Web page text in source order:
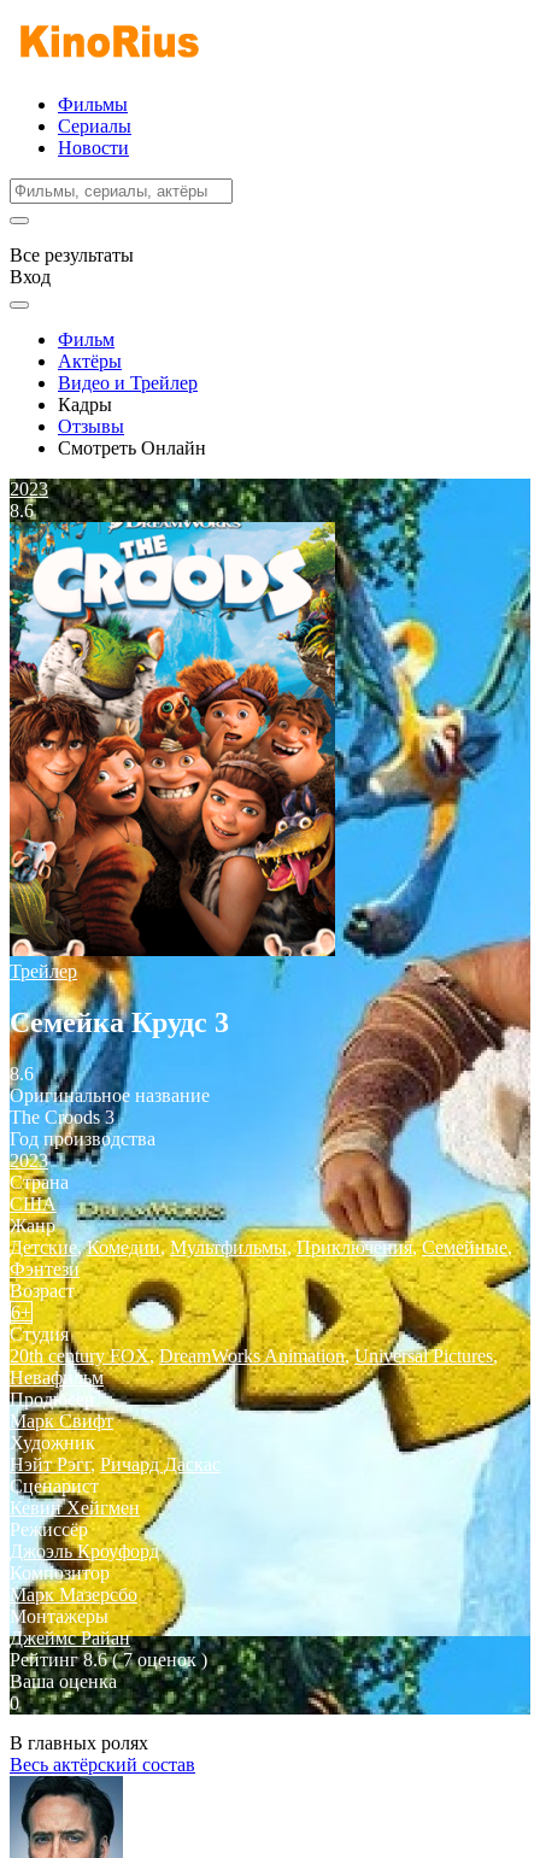
Фильмы
Сериалы
Новости
Все результаты
Вход
Фильм
Актёры
Видео и Трейлер
Кадры
Отзывы
Смотреть Онлайн
2023
8.6
Трейлер
Семейка Крудс 3
8.6
Оригинальное название
The Croods 3
Год производства
2023
Страна
США
Жанр
Детские,Комедии,Мультфильмы,Приключения,Семейные,
Фэнтези
Возраст
6+
Студия
20th century FOX,DreamWorks Animation,Universal Pictures,
Невафильм
Продюсер
Марк Свифт
Художник
Нэйт Рэгг, Ричард Даскас
Сценарист
Кевин Хейгмен
Режиссёр
Джоэль Кроуфорд
Композитор
Марк Мазерсбо
Монтажеры
Джеймс Райан
Рейтинг 8.6 ( 7 оценок )
Ваша оценка
0
В главных ролях
Весь актёрский состав